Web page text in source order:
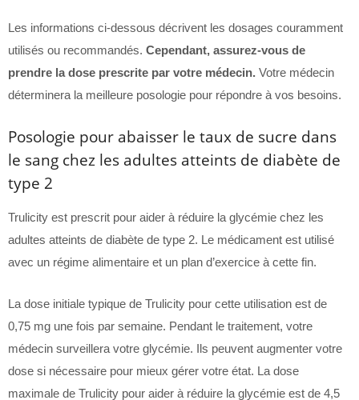
Les informations ci-dessous décrivent les dosages couramment
utilisés ou recommandés. Cependant, assurez-vous de
prendre la dose prescrite par votre médecin. Votre médecin
déterminera la meilleure posologie pour répondre à vos besoins.
Posologie pour abaisser le taux de sucre dans
le sang chez les adultes atteints de diabète de
type 2
Trulicity est prescrit pour aider à réduire la glycémie chez les
adultes atteints de diabète de type 2. Le médicament est utilisé
avec un régime alimentaire et un plan d’exercice à cette fin.
La dose initiale typique de Trulicity pour cette utilisation est de
0,75 mg une fois par semaine. Pendant le traitement, votre
médecin surveillera votre glycémie. Ils peuvent augmenter votre
dose si nécessaire pour mieux gérer votre état. La dose
maximale de Trulicity pour aider à réduire la glycémie est de 4,5